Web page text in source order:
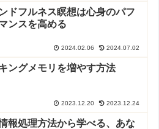
ドフルネス瞑想は心身のパフ
ンスを高める
2024.02.06 2024.07.02
ングメモリを増やす方法
2023.12.20 2023.12.24
報処理方法から学べる、あな